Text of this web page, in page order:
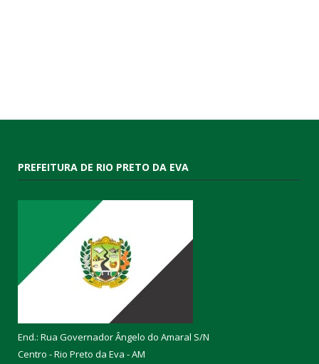
PREFEITURA DE RIO PRETO DA EVA
End.: Rua Governador Ângelo do Amaral S/N
Centro - Rio Preto da Eva - AM